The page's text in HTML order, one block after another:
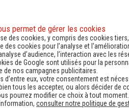
Assurance Habitation
Découvrir
permet de gérer les cookies
des cookies, y compris des cookies
des cookies pour l’analyse et
d’audience, l’interaction avec les
de Google sont utilisés pour la
de nos campagnes publicitaires.
d’entre eux, votre consentement est
tous les accepter, ou alors décider de
pourrez modifier ce choix à tout moment.
consulter notre politique de